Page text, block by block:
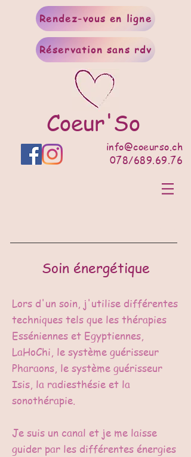
Rendez-vous en ligne
Réservation sans rdv
Coeur'So
info@coeurso.ch
078/689.69.76
Soin énergétique
Lors d'un soin, j'utilise différentes
techniques tels que les thérapies
Esséniennes et Egyptiennes,
LaHoChi, le système guérisseur
Pharaons, le système guérisseur
Isis, la radiesthésie et la
sonothérapie.
Je suis un canal et je me laisse
guider par les différentes énergies